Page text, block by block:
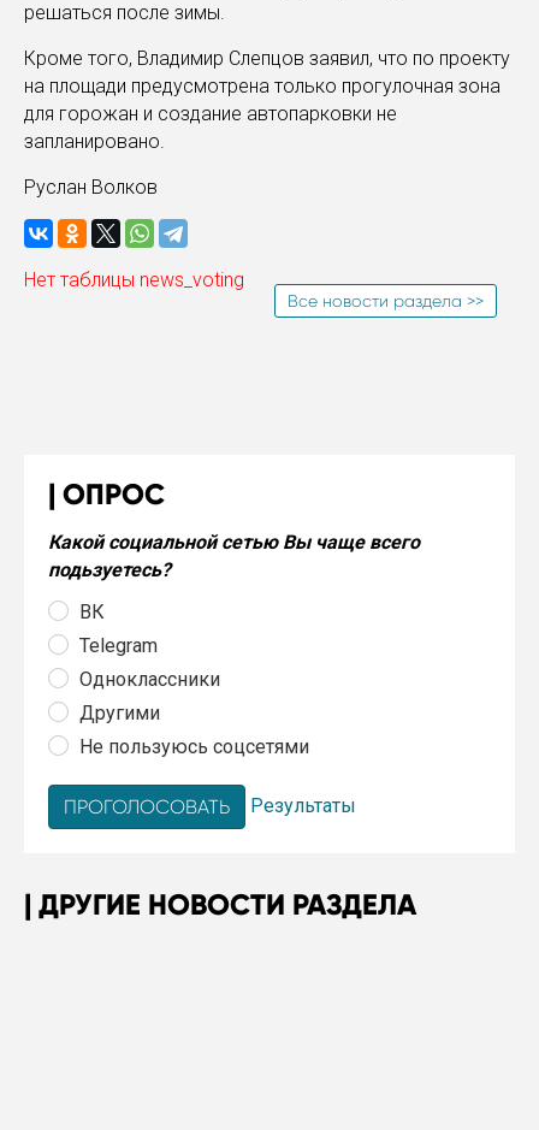
решаться после зимы.
Кроме того, Владимир Слепцов заявил, что по проекту
на площади предусмотрена только прогулочная зона
для горожан и создание автопарковки не
запланировано.
Руслан Волков
Нет таблицы news_voting
Все новости раздела >>
ОПРОС
Какой социальной сетью Вы чаще всего
подьзуетесь?
ВК
Telegram
Одноклассники
Другими
Не пользуюсь соцсетями
Результаты
ДРУГИЕ НОВОСТИ РАЗДЕЛА